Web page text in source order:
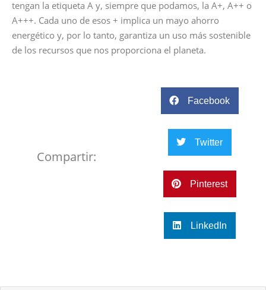
tengan la etiqueta A y, siempre que podamos, la A+, A++ o
A+++. Cada uno de esos + implica un mayo ahorro
energético y, por lo tanto, garantiza un uso más sostenible
de los recursos que nos proporciona el planeta.
Compartir:
Facebook
Twitter
Pinterest
LinkedIn